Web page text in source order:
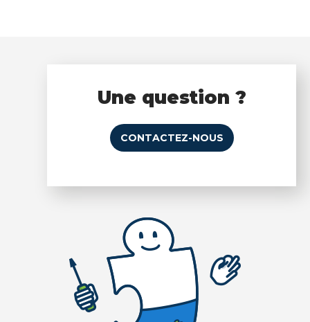
Une question ?
CONTACTEZ-NOUS